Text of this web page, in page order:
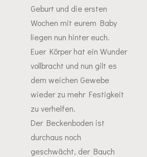
Geburt und die ersten
Wochen mit eurem Baby
liegen nun hinter euch.
Euer Körper hat ein Wunder
vollbracht und nun gilt es
dem weichen Gewebe
wieder zu mehr Festigkeit
zu verhelfen.
Der Beckenboden ist
durchaus noch
geschwächt, der Bauch